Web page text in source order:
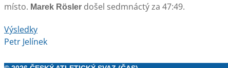
místo. Marek Rösler došel sedmnáctý za 47:49.
Výsledky
Petr Jelínek